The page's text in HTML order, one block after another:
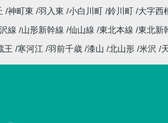
神町東 羽入東 小白川町 鈴川町 大字西
線 山形新幹線 仙山線 東北本線 東北新
王 寒河江 羽前千歳 漆山 北山形 米沢